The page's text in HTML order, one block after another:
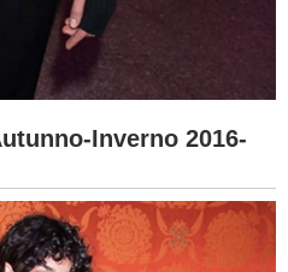
Inverno 2016-